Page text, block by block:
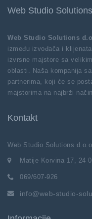
Web Studio
Web Studio Solutions
između izvođača i
izvrsne majstore sa
oblasti. Naša kompanija
partnerima, koji će se
majstorima na najbrži
Kontakt
Web Studio Solutions
Matije Korvina 17, 24
069/607-926
info@web-studio-